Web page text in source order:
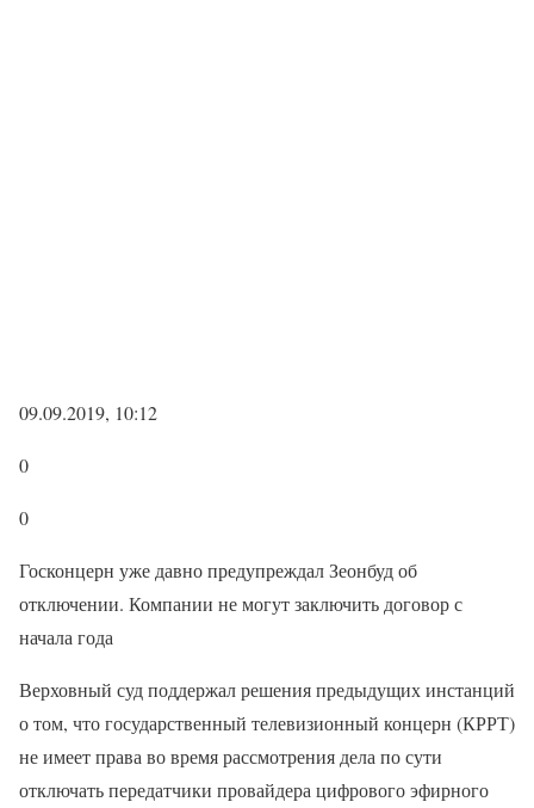
09.09.2019, 10:12
0
0
Госконцерн уже давно предупреждал Зеонбуд об
отключении. Компании не могут заключить договор с
начала года
Верховный суд поддержал решения предыдущих инстанций
о том, что государственный телевизионный концерн (КРРТ)
не имеет права во время рассмотрения дела по сути
отключать передатчики провайдера цифрового эфирного